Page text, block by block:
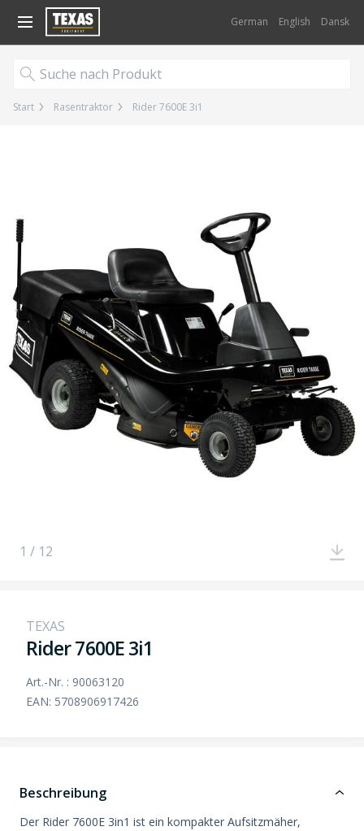
German English Dansk
Gå til kurv (
Start Rasentraktor Rider 7600E 3i1
1 / 12
TEXAS
Rider 7600E 3i1
Art.-Nr. : 90063120
EAN: 5708906917426
Beschreibung
Der Rider 7600E 3in1 ist ein kompakter Aufsitzmäher,